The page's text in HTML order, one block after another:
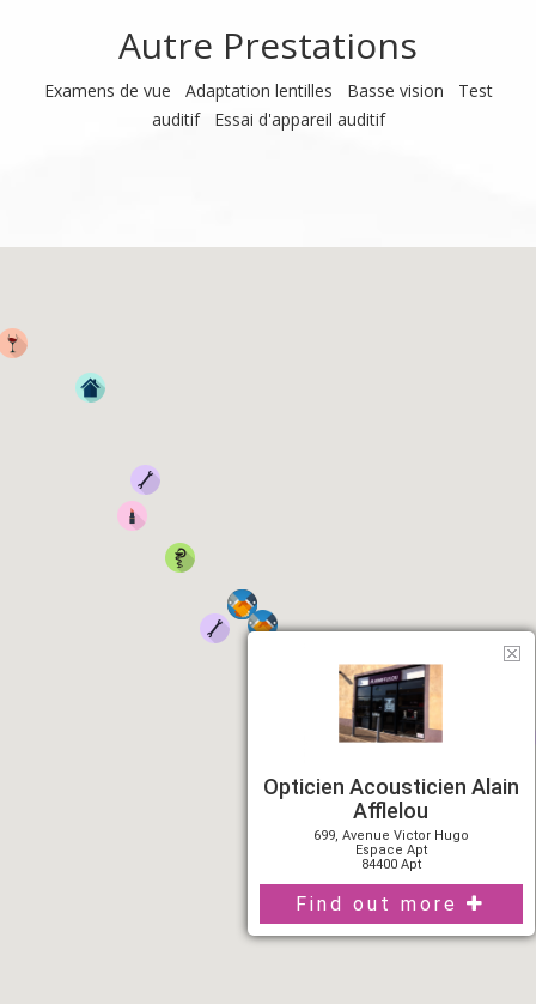
Autre Prestations
Examens de vue Adaptation lentilles Basse vision Test
auditif Essai d'appareil auditif
Opticien Acousticien Alain
Afflelou
699, Avenue Victor Hugo
Espace Apt
84400 Apt
Find out more